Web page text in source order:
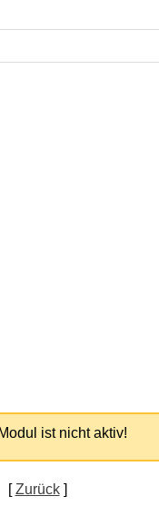
ist nicht aktiv!
Zurück]